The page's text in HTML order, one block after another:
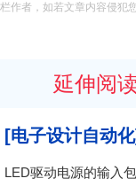
栏作者，如若文章内容侵犯
延伸阅
[电子设计自动
LED驱动电源的输入